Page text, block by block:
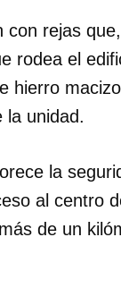
rejas
rodea el
hierro
la unidad.
la
al centro
de un